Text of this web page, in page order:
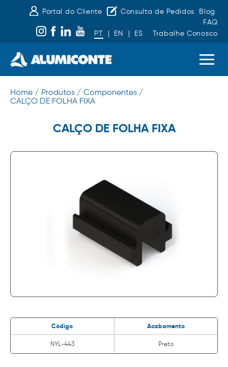
Portal do Cliente Consulta de Pedidos
Blog
FAQ
PT
| EN | ES Trabalhe Conosco
Home / Produtos / Componentes /
CALÇO DE FOLHA FIXA
CALÇO DE FOLHA FIXA
Código Acabamento
NYL-443 Preto